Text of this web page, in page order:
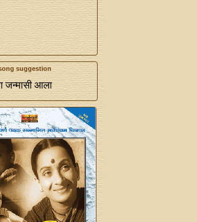
suggestion
जन्मासी आला